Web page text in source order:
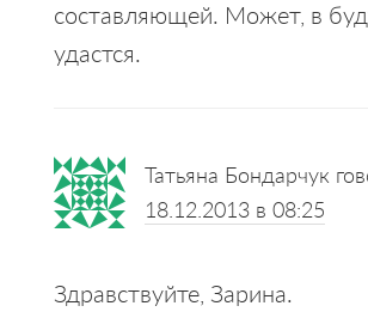
составляющей. Может, в
удастся.
Татьяна Бондарчук
18.12.2013 в 08:25
Здравствуйте, Зарина.